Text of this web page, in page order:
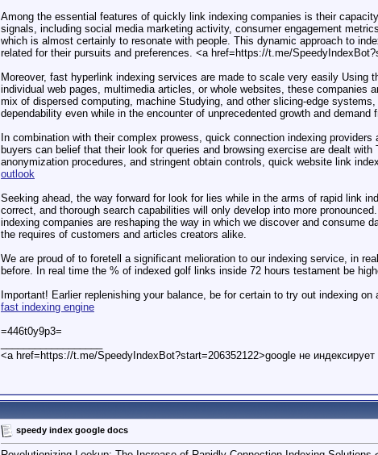
Among the essential features of quickly link indexing companies is their
signals, including social media marketing activity, consumer engagement
which is almost certainly to resonate with people. This dynamic approach to
related for their pursuits and preferences. <a href=https://t.me/
Moreover, fast hyperlink indexing services are made to scale very easily
individual web pages, multimedia articles, or whole websites, these
mix of dispersed computing, machine Studying, and other slicing-edge
dependability even while in the encounter of unprecedented growth and
In combination with their complex prowess, quick connection indexing
buyers can belief that their look for queries and browsing exercise are dealt
anonymization procedures, and stringent obtain controls, quick website link
outlook
Seeking ahead, the way forward for look for lies while in the arms of rapid link
correct, and thorough search capabilities will only develop into more
indexing companies are reshaping the way in which we discover and consume
the requires of customers and articles creators alike.
We are proud of to foretell a significant melioration to our indexing service, in
before. In real time the % of indexed golf links inside 72 hours testament be
Important! Earlier replenishing your balance, be for certain to try out indexing
fast indexing engine
=446t0y9p3=
<a href=https://t.me/SpeedyIndexBot?start=206352122>google не индексирует
speedy index google docs